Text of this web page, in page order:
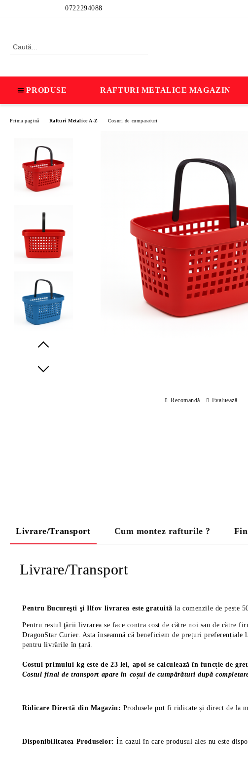
0722294088
PRODUSE RAFTURI METALICE MAGAZIN
Prima pagină Rafturi Metalice A-Z Cosuri de cumparaturi
Recomandă Evaluează
Livrare/Transport Cum montez rafturile ?
Livrare/Transport
Pentru Bucureşti şi Ilfov livrarea este gratuită la comenzile de peste
Pentru restul ţării livrarea se face contra cost de către noi sau de către
DragonStar Curier. Asta înseamnă că beneficiem de prețuri
pentru livrările în țară.
Costul primului kg este de 23 lei, apoi se calculează în funcție de
Costul final de transport apare în coșul de cumpărături după
Ridicare Directă din Magazin: Produsele pot fi ridicate și direct de la
Disponibilitatea Produselor: În cazul în care produsul ales nu este